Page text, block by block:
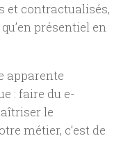
et contractualisés,
présentiel en
apparente
: faire du e-
le
métier, c’est de